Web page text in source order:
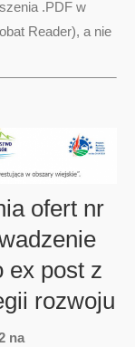
.PDF w
Reader), a nie
ofert nr
ex post z
rozwoju
na